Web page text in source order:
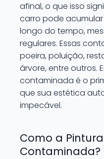
afinal, o que isso
carro pode
longo do tempo,
regulares. Essas
poeira, poluição,
árvore, entre outros.
contaminada é o
que sua estética
impecável.
Como a
Contaminada?